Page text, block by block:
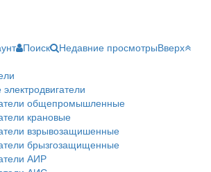
Поиск Недавние просмотрыВверх
общепромышленные
крановые
взрывозащишенные
брызгозащищенные
АИР